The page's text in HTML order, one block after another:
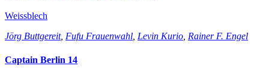
Weissblech
Jörg Buttgereit, Fufu Frauenwahl, Levin Kurio, Rainer F. Engel
Captain Berlin 14